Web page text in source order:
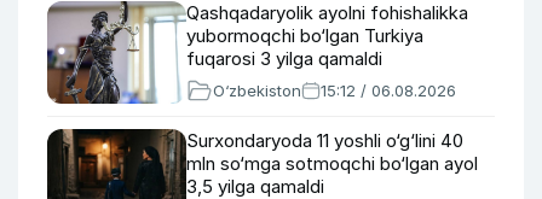
Qashqadaryolik ayolni fohishalikka
yubormoqchi bo‘lgan Turkiya
fuqarosi 3 yilga qamaldi
O‘zbekiston 15:12 / 06.08.2026
Surxondaryoda 11 yoshli o‘g‘lini 40
mln so‘mga sotmoqchi bo‘lgan ayol
3,5 yilga qamaldi